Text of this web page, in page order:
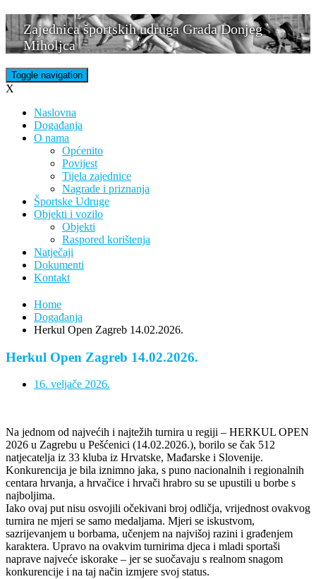
Skip
to
content
Zajednica športskih udruga Grada Donjeg
Miholjca
Toggle navigation
X
Naslovna
Događanja
O nama
Općenito
Povijest
Tijela zajednice
Nagrade i priznanja
Športske Udruge
Objekti i vozilo
Objekti
Raspored korištenja
Natječaji
Dokumenti
Kontakt
Home
Događanja
Herkul Open Zagreb 14.02.2026.
Herkul Open Zagreb 14.02.2026.
16. veljače 2026.
Na jednom od najvećih i najtežih turnira u regiji – HERKUL OPEN
2026 u Zagrebu u Pešćenici (14.02.2026.), borilo se čak 512
natjecatelja iz 33 kluba iz Hrvatske, Mađarske i Slovenije.
Konkurencija je bila iznimno jaka, s puno nacionalnih i regionalnih
centara hrvanja, a hrvačice i hrvači hrabro su se upustili u borbe s
najboljima.
Iako ovaj put nisu osvojili očekivani broj odličja, vrijednost ovakvog
turnira ne mjeri se samo medaljama. Mjeri se iskustvom,
sazrijevanjem u borbama, učenjem na najvišoj razini i građenjem
karaktera. Upravo na ovakvim turnirima djeca i mladi sportaši
naprave najveće iskorake – jer se suočavaju s realnom snagom
konkurencije i na taj način izmjere svoj status.